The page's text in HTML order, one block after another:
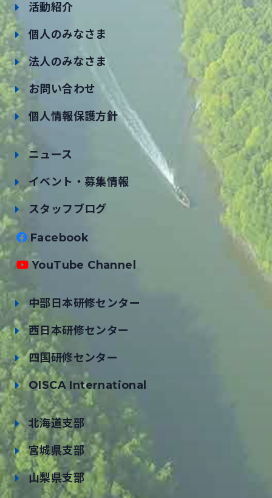
活動紹介
個人のみなさま
法人のみなさま
お問い合わせ
個人情報保護方針
ニュース
イベント・募集情報
スタッフブログ
Facebook
YouTube Channel
中部日本研修センター
西日本研修センター
四国研修センター
OISCA International
北海道支部
宮城県支部
山梨県支部